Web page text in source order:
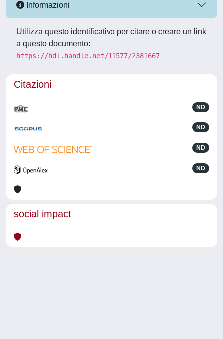
Informazioni
Utilizza questo identificativo per citare o creare un link
a questo documento:
https://hdl.handle.net/11577/2381667
Citazioni
ND
ND
ND
ND
social impact